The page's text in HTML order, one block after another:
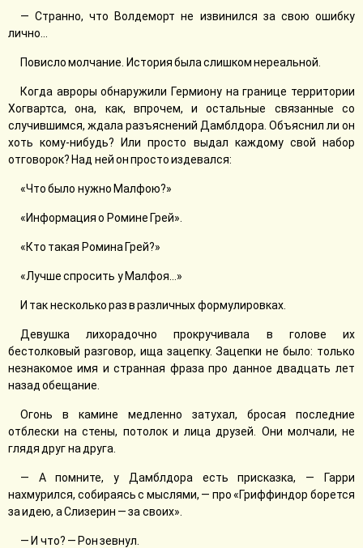
— Странно, что Волдеморт не извинился за свою ошибку
лично…
Повисло молчание. История была слишком нереальной.
Когда авроры обнаружили Гермиону на границе территории
Хогвартса, она, как, впрочем, и остальные связанные со
случившимся, ждала разъяснений Дамблдора. Объяснил ли он
хоть кому-нибудь? Или просто выдал каждому свой набор
отговорок? Над ней он просто издевался:
«Что было нужно Малфою?»
«Информация о Ромине Грей».
«Кто такая Ромина Грей?»
«Лучше спросить у Малфоя…»
И так несколько раз в различных формулировках.
Девушка лихорадочно прокручивала в голове их
бестолковый разговор, ища зацепку. Зацепки не было: только
незнакомое имя и странная фраза про данное двадцать лет
назад обещание.
Огонь в камине медленно затухал, бросая последние
отблески на стены, потолок и лица друзей. Они молчали, не
глядя друг на друга.
— А помните, у Дамблдора есть присказка, — Гарри
нахмурился, собираясь с мыслями, — про «Гриффиндор борется
за идею, а Слизерин — за своих».
— И что? — Рон зевнул.